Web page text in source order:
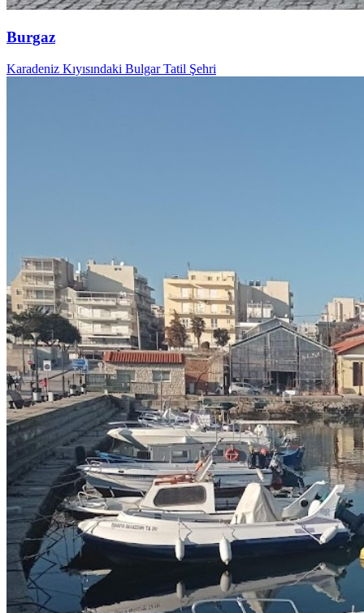
Burgaz
Karadeniz Kıyısındaki Bulgar Tatil Şehri